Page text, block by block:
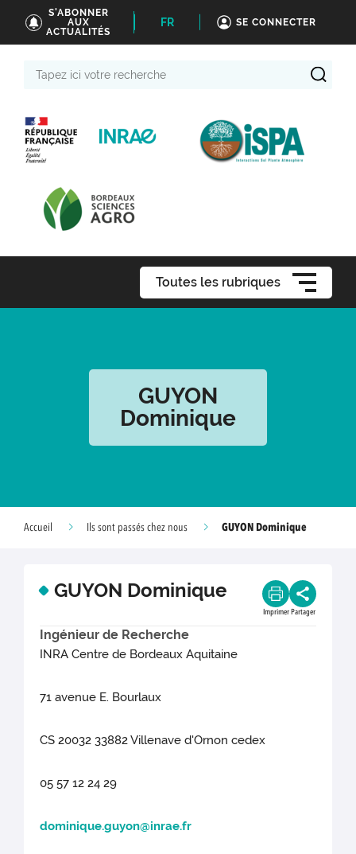
S'ABONNER
AUX
ACTUALITÉS
FR SE CONNECTER
Toutes les rubriques
GUYON
Dominique
Accueil Ils sont passés chez nous GUYON Dominique
GUYON Dominique
Imprimer Partager
Ingénieur de Recherche
INRA Centre de Bordeaux Aquitaine
71 avenue E. Bourlaux
CS 20032 33882 Villenave d'Ornon cedex
05 57 12 24 29
dominique.guyon@inrae.fr